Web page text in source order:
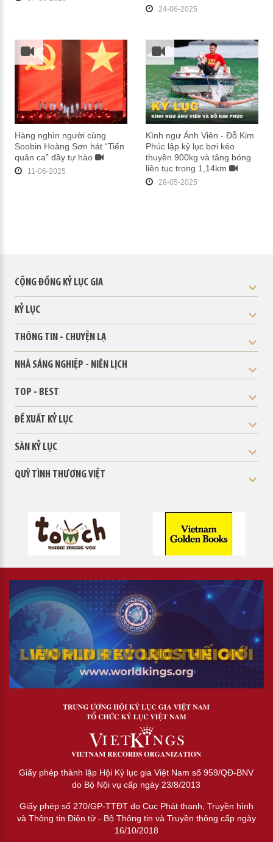
24-06-2025
Hàng nghìn người cùng
Soobin Hoàng Sơn hát “Tiến
quân ca” đầy tự hào
11-06-2025
Kình ngư Ánh Viên - Đỗ Kim
Phúc lập kỷ lục bơi kéo
thuyền 900kg và tâng bóng
liên tục trong 1,14km
28-05-2025
CỘNG ĐỒNG KỶ LỤC GIA
KỶ LỤC
THÔNG TIN - CHUYỆN LẠ
NHÀ SÁNG NGHIỆP - NIÊN LỊCH
TOP - BEST
ĐỀ XUẤT KỶ LỤC
SÀN KỶ LỤC
QUỸ TÌNH THƯƠNG VIỆT
Giấy phép thành lập Hội Kỷ lục gia Việt Nam số 959/QĐ-BNV
do Bộ Nội vụ cấp ngày 23/8/2013
Giấy phép số 270/GP-TTĐT do Cục Phát thanh, Truyền hình
và Thông tin Điện tử - Bộ Thông tin và Truyền thông cấp ngày
16/10/2018